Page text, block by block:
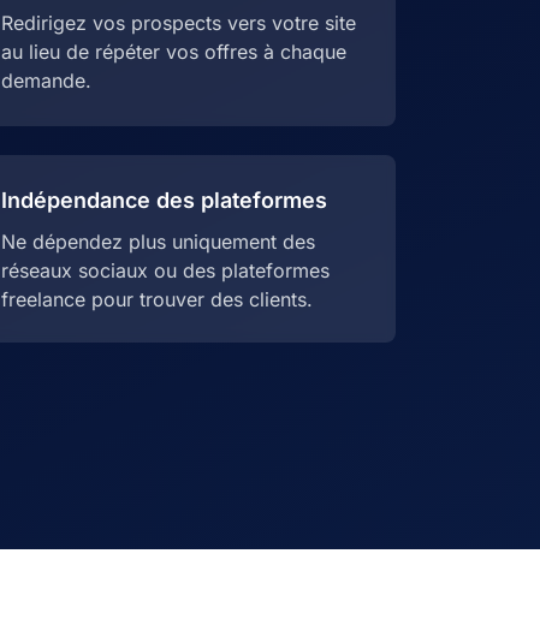
Redirigez vos prospects vers votre site
au lieu de répéter vos offres à chaque
demande.
Indépendance des plateformes
Ne dépendez plus uniquement des
réseaux sociaux ou des plateformes
freelance pour trouver des clients.